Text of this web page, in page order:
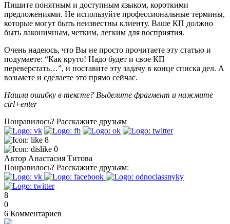
Пишите понятным и доступным языком, короткими
предложениями. Не используйте профессиональные термины,
которые могут быть неизвестны клиенту. Ваше КП должно
быть лаконичным, четким, легким для восприятия.
Очень надеюсь, что Вы не просто прочитаете эту статью и
подумаете: “Как круто! Надо будет и свое КП
переверстать…”, и поставите эту задачу в конце списка дел. А
возьмете и сделаете это прямо сейчас.
Нашли ошибку в тексте? Выделите фрагмент и нажмите
ctrl+enter
Понравилось? Расскажите друзьям
8
0
Автор Анастасия Титова
Понравилось? Расскажите друзьям:
8
0
6 Комментариев